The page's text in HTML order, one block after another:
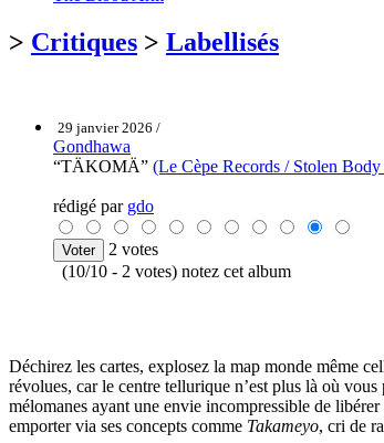
> Critiques > Labellisés
29 janvier 2026 /
Gondhawa
“TÄKOMÄ” (Le Cèpe Records / Stolen Body
rédigé par gdo
2 votes
(10/10 - 2 votes) notez cet album
Déchirez les cartes, explosez la map monde même
révolues, car le centre tellurique n’est plus là où
mélomanes ayant une envie incompressible de
emporter via ses concepts comme Takameyo, cri de